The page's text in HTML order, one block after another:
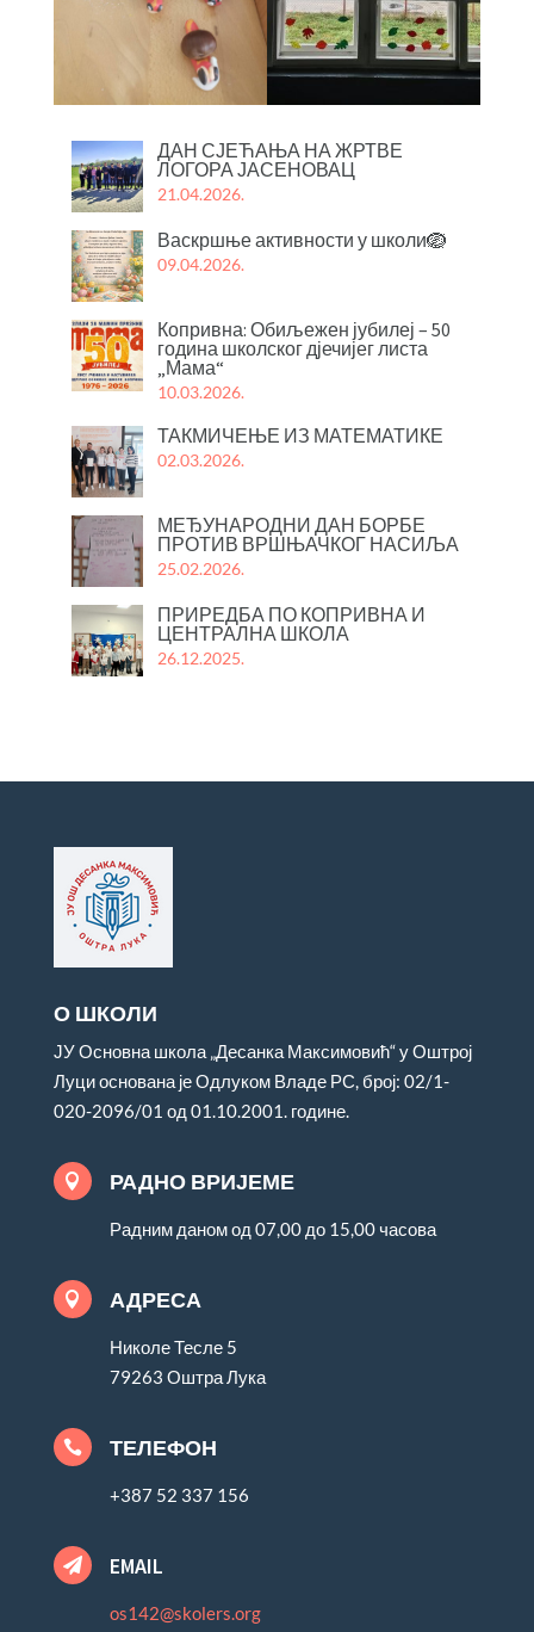
ДАН СЈЕЋАЊА НА ЖРТВЕ
ЛОГОРА ЈАСЕНОВАЦ
21.04.2026.
Васкршње активности у школи🪺
09.04.2026.
Копривна: Обиљежен јубилеј – 50
година школског дјечијег листа
„Мама“
10.03.2026.
ТАКМИЧЕЊЕ ИЗ МАТЕМАТИКЕ
02.03.2026.
МЕЂУНАРОДНИ ДАН БОРБЕ
ПРОТИВ ВРШЊАЧКОГ НАСИЉА
25.02.2026.
ПРИРЕДБА ПО КОПРИВНА И
ЦЕНТРАЛНА ШКОЛА
26.12.2025.
О ШКОЛИ
ЈУ Основна школа „Десанка Максимовић“ у Оштрој
Луци основана је Одлуком Владе РС, број: 02/1-
020-2096/01 од 01.10.2001. године.
 РАДНО ВРИЈЕМЕ
Радним даном од 07,00 до 15,00 часова
 АДРЕСА
Николе Тесле 5
79263 Оштра Лука
 ТЕЛЕФОН
+387 52 337 156
 EMAIL
os142@skolers.org